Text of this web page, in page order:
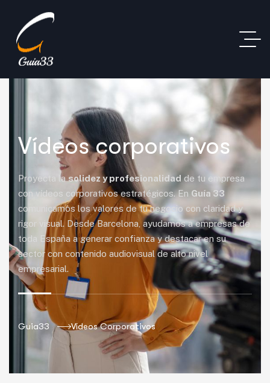
Vídeos corporativos
Proyecta lasolidez y profesionalidad de tu empresa
con vídeos corporativos estratégicos. En Guía 33
comunicamos los valores de tu negocio con claridad y
rigor visual. Desde Barcelona, ayudamos a empresas de
toda España a generar confianza y destacar en su
sector con contenido audiovisual de alto nivel
empresarial.
Guia33 Vídeos Corporativos